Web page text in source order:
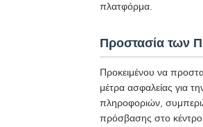
πλατφόρμα.
Προστασία των
Προκειμένου να
μέτρα ασφαλείας για
πληροφοριών,
πρόσβασης στο κέντρο